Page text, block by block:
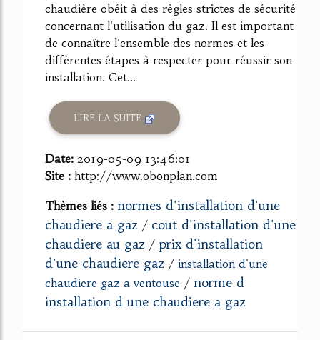
chaudière obéit à des règles strictes de sécurité
concernant l'utilisation du gaz. Il est important
de connaître l'ensemble des normes et les
différentes étapes à respecter pour réussir son
installation. Cet...
LIRE LA SUITE
Date: 2019-05-09 13:46:01
Site : http://www.obonplan.com
Thèmes liés : normes d'installation d'une
chaudiere a gaz / cout d'installation d'une
chaudiere au gaz / prix d'installation
d'une chaudiere gaz / installation d'une
chaudiere gaz a ventouse / norme d
installation d une chaudiere a gaz